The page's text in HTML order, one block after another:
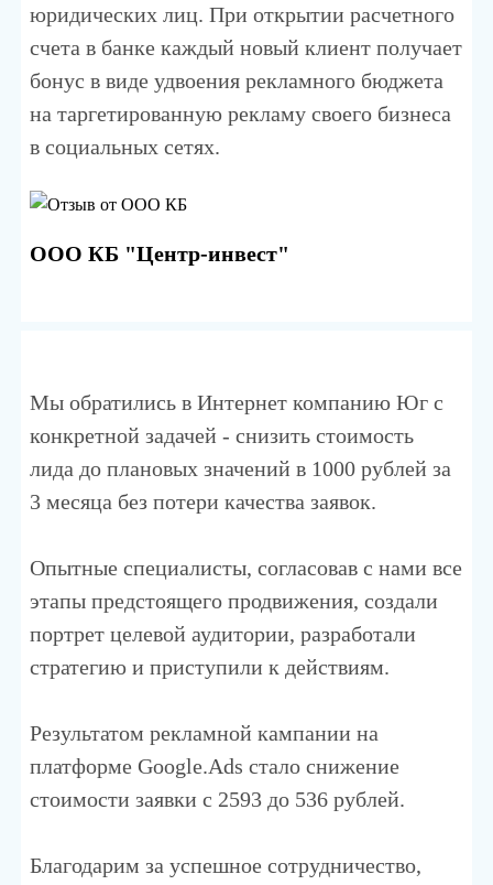
юридических лиц. При открытии расчетного
счета в банке каждый новый клиент получает
бонус в виде удвоения рекламного бюджета
на таргетированную рекламу своего бизнеса
в социальных сетях.
ООО КБ "Центр-инвест"
Мы обратились в Интернет компанию Юг с
конкретной задачей - снизить стоимость
лида до плановых значений в 1000 рублей за
3 месяца без потери качества заявок.
Опытные специалисты, согласовав с нами все
этапы предстоящего продвижения, создали
портрет целевой аудитории, разработали
стратегию и приступили к действиям.
Результатом рекламной кампании на
платформе Google.Ads стало снижение
стоимости заявки с 2593 до 536 рублей.
Благодарим за успешное сотрудничество,